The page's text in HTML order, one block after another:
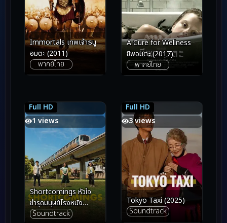
Immortals เทพเจ้าธนู
อมตะ (2011)
พากย์ไทย
A Cure for Wellness
ชีพอมตะ (2017)
พากย์ไทย
Full HD
7.1
1 views
7.1
Shortcomings หัวใจ
ชำรุดมนุษย์โรงหนัง
(2023)
Soundtrack
Full HD
7.5
3 views
7.5
Tokyo Taxi (2025)
Soundtrack